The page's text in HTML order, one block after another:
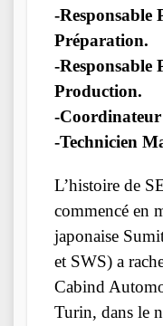
-Responsable
Préparation.
-Responsable
Production.
-
-Technicien
L’histoire de
commencé en
japonaise
et SWS) a
Cabind
Turin, dans le